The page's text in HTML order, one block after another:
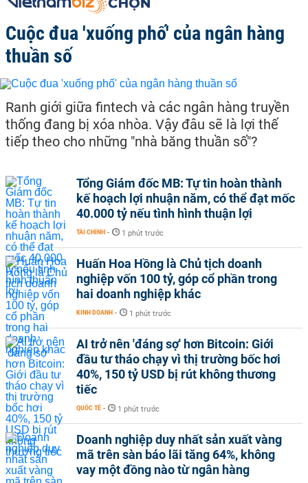
Cuộc đua 'xuống phố' của ngân hàng
thuần số
Ranh giới giữa fintech và các ngân hàng truyền
thống đang bị xóa nhòa. Vậy đâu sẽ là lợi thế
tiếp theo cho những "nhà băng thuần số"?
Tổng Giám đốc MB: Tự tin hoàn thành
kế hoạch lợi nhuận năm, có thể đạt mốc
40.000 tỷ nếu tình hình thuận lợi
TÀI CHÍNH - 1 phút trước
Huấn Hoa Hồng là Chủ tịch doanh
nghiệp vốn 100 tỷ, góp cổ phần trong
hai doanh nghiệp khác
KINH DOANH - 1 phút trước
AI trở nên 'đáng sợ' hơn Bitcoin: Giới
đầu tư tháo chạy vì thị trường bốc hơi
40%, 150 tỷ USD bị rút không thương
tiếc
QUỐC TẾ - 1 phút trước
Doanh nghiệp duy nhất sản xuất vàng
mã trên sàn báo lãi tăng 64%, không
vay một đồng nào từ ngân hàng